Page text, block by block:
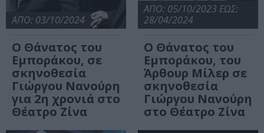
ΑΠΟ: 03/10/2024
Ο Θάνατος του
Εμποράκου, σε
σκηνοθεσία
Γιώργου Νανούρη
για 2η χρονιά στο
Θέατρο Ζίνα
ΑΠΟ: 05/10/2023 ΕΩΣ:
28/04/2024
Ο Θάνατος του
Εμποράκου, του
Άρθουρ Μίλερ σε
σκηνοθεσία
Γιώργου Νανούρη
στο Θέατρο Ζίνα